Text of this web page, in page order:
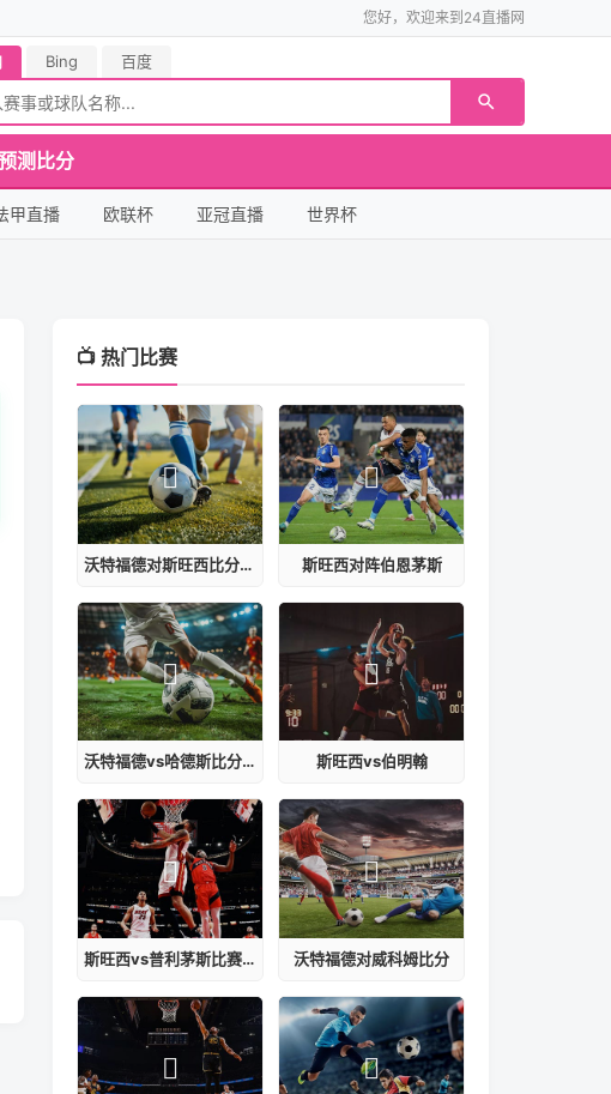
您好，欢迎来到24直播网
Bing 百度
测比分
甲直播 欧联杯 亚冠直播 世界杯
📺 热门比赛
沃特福德对斯旺西比分预测 斯旺西对阵伯恩茅斯
沃特福德vs哈德斯比分预测 斯旺西vs伯明翰
斯旺西vs普利茅斯比赛结果 沃特福德对威科姆比分